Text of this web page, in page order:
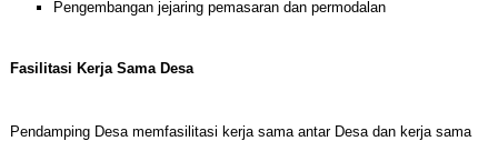
Pengembangan jejaring pemasaran dan permodalan
Fasilitasi Kerja Sama Desa
Pendamping Desa memfasilitasi kerja sama antar Desa dan kerja sama